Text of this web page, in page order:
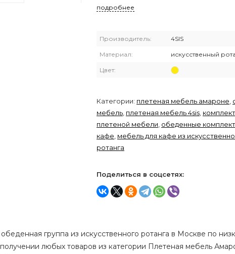
подробнее
Производитель: 4SIS
Материал: искусственный
Цвет:
Категории: плетеная мебель амароне
мебель плетеная мебель 4sis
плетеной мебели обеденные
кафе мебель для кафе из
ротанга
Поделиться в соцсетях:
группа из искусственного ротанга в Москве по
любых товаров из категории Плетеная мебель